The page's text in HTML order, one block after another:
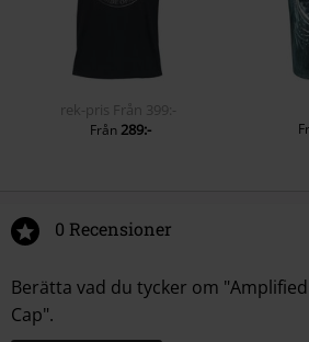
rek-pris Från 399:-
Från 289:-
0 Recensioner
Berätta vad du tycker om
Cap".